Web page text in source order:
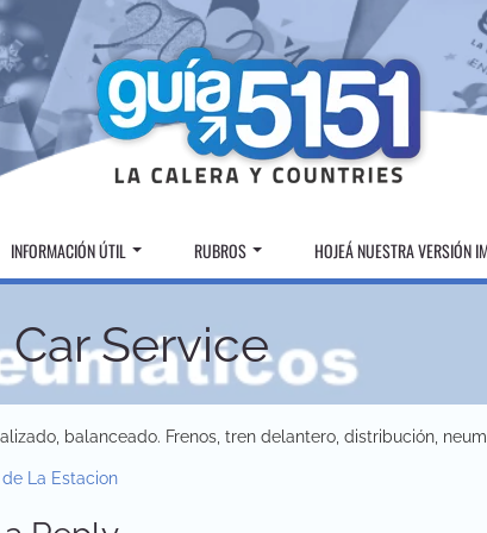
INFORMACIÓN ÚTIL RUBROS HOJEÁ NUESTRA VERSIÓN
Car Service
balanceado. Frenos, tren delantero, distribución,
de La Estacion